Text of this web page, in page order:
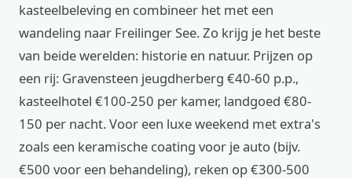
kasteelbeleving en combineer het met een
wandeling naar Freilinger See. Zo krijg je het beste
van beide werelden: historie en natuur. Prijzen op
een rij: Gravensteen jeugdherberg €40-60 p.p.,
kasteelhotel €100-250 per kamer, landgoed €80-
150 per nacht. Voor een luxe weekend met extra's
zoals een keramische coating voor je auto (bijv.
€500 voor een behandeling), reken op €300-500